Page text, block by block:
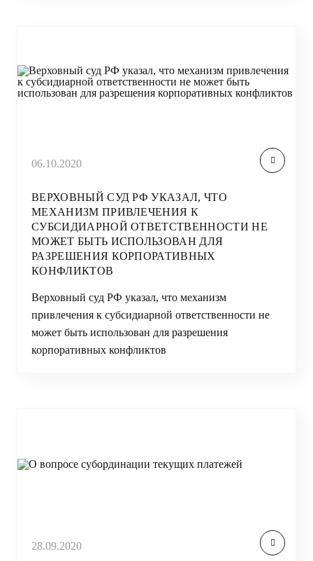
06.10.2020
ВЕРХОВНЫЙ СУД РФ УКАЗАЛ, ЧТО
МЕХАНИЗМ ПРИВЛЕЧЕНИЯ К
СУБСИДИАРНОЙ ОТВЕТСТВЕННОСТИ НЕ
МОЖЕТ БЫТЬ ИСПОЛЬЗОВАН ДЛЯ
РАЗРЕШЕНИЯ КОРПОРАТИВНЫХ
КОНФЛИКТОВ
Верховный суд РФ указал, что механизм
привлечения к субсидиарной ответственности не
может быть использован для разрешения
корпоративных конфликтов
28.09.2020